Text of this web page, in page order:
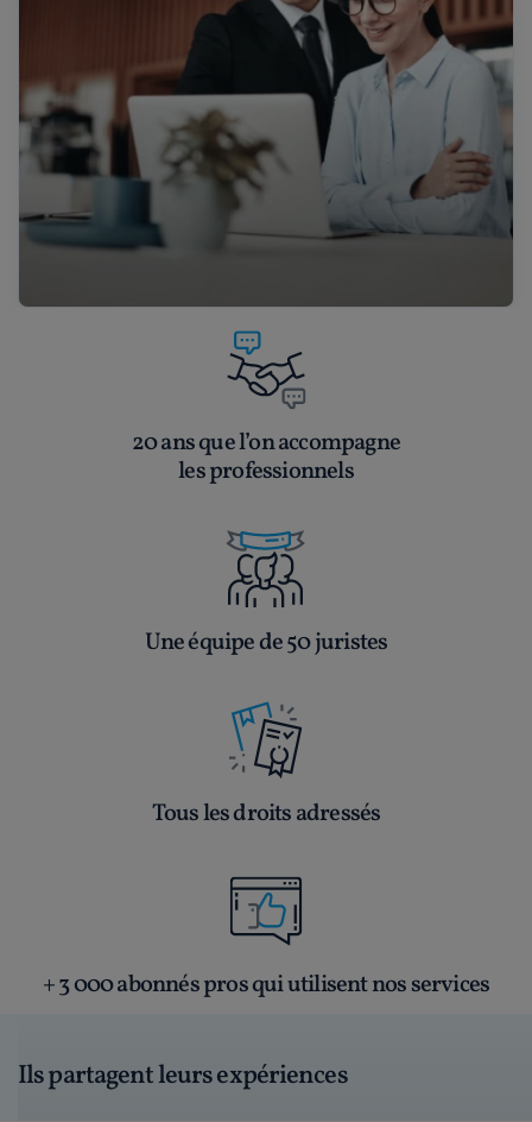
20 ans que l’on accompagne
les professionnels
Une équipe de 50 juristes
Tous les droits adressés
+ 3 000 abonnés pros qui utilisent nos services
Ils partagent leurs expériences